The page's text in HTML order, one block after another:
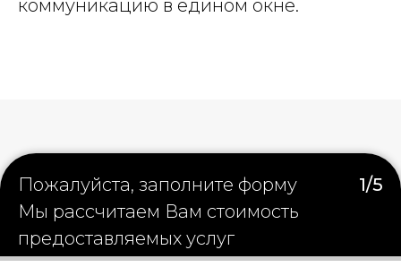
коммуникацию в едином окне.
Пожалуйста, заполните форму
Мы рассчитаем Вам стоимость
предоставляемых услуг
1/5